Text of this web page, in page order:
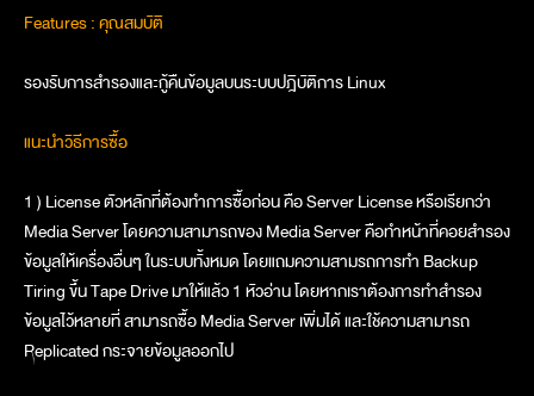
Features : คุณสมบัติ
รองรับการสำรองและกู้คืนข้อมูลบนระบบปฎิบัติการ Linux
แนะนำวิธีการซื้อ
1 ) License ตัวหลักที่ต้องทำการซื้อก่อน คือ Server License หรือเรียกว่า
Media Server โดยความสามารถของ Media Server คือทำหน้าที่คอยสำรอง
ข้อมูลให้เครื่องอื่นๆ ในระบบทั้งหมด โดยแถมความสามรถการทำ Backup
Tiring ขึ้น Tape Drive มาให้แล้ว 1 หัวอ่าน โดยหากเราต้องการทำสำรอง
ข้อมูลไว้หลายที่ สามารถซื้อ Media Server เพิ่มได้ และใช้ความสามารถ
Replicated กระจายข้อมูลออกไป